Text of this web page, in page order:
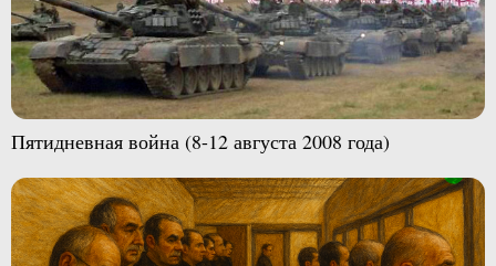
Пятидневная война (8-12 августа 2008 года)